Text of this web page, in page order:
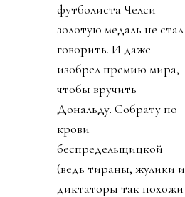
футболиста Челси
золотую медаль не стал
говорить. И даже
изобрел премию мира,
чтобы вручить
Дональду. Собрату по
крови
беспредельщицкой
(ведь тираны, жулики и
диктаторы так похожи